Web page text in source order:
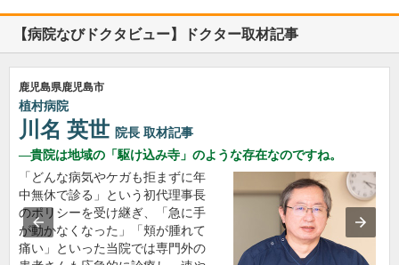
【病院なびドクタビュー】ドクター取材記事
鹿児島県鹿児島市
植村病院
川名 英世 院長 取材記事
貴院は地域の「駆け込み寺」のような存在なのですね。
「どんな病気やケガも拒まずに年
中無休で診る」という初代理事長
のポリシーを受け継ぎ、「急に手
が動かなくなった」「頬が腫れて
痛い」といった当院では専門外の